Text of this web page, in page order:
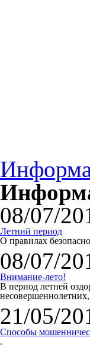
08/07/
Летний период
О правилах
08/07/
Внимание-лето!
В период летней
несовершеннолетних,
21/05/
Способы
.